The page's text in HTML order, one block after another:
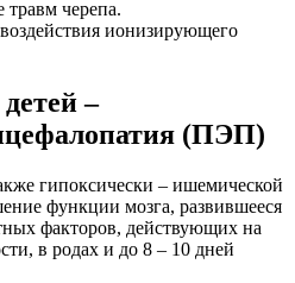
травм черепа.
ионизирующего
–
(ПЭП)
гипоксически – ишемической
функции мозга, развившееся
факторов, действующих на
в родах и до 8 – 10 дней